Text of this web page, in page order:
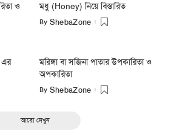
ও
মধু (Honey) নিয়ে বিস্তারিত
By ShebaZone
এর
মরিঙ্গা বা সজিনা পাতার উপকারিতা ও
অপকারিতা
By ShebaZone
আরো দেখুন